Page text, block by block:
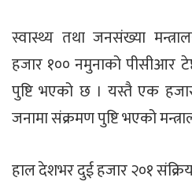
स्वास्थ्य तथा जनसंख्या
हजार १०० नमुनाको पीसीआर
पुष्टि भएको छ । यस्तै एक
जनामा संक्रमण पुष्टि भएको
हाल देशभर दुई हजार २०१